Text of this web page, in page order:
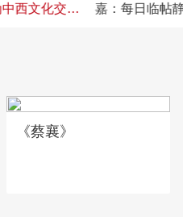
西文化交流
嘉：每日临帖
《蔡襄》